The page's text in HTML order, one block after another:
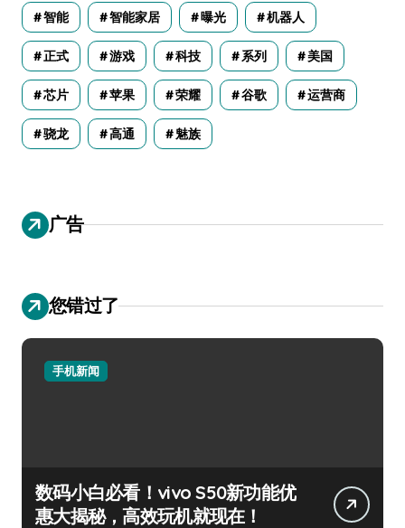
智能 智能家居 曝光 机器人
正式 游戏 科技 系列 美国
芯片 苹果 荣耀 谷歌 运营商
骁龙 高通 魅族
广告
您错过了
手机新闻
数码小白必看！vivo S50新功能优
惠大揭秘，高效玩机就现在！